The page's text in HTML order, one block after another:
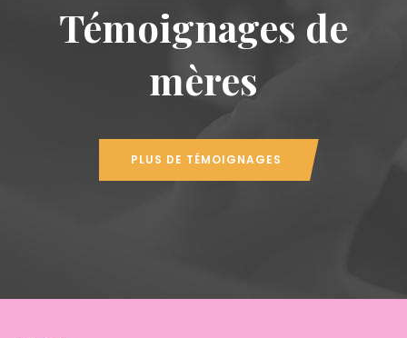
Témoignages de
mères
PLUS DE TÉMOIGNAGES